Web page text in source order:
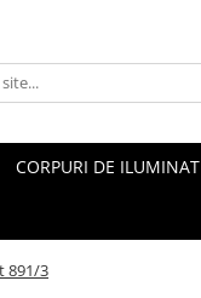
CORPURI DE ILUMINAT
891/3